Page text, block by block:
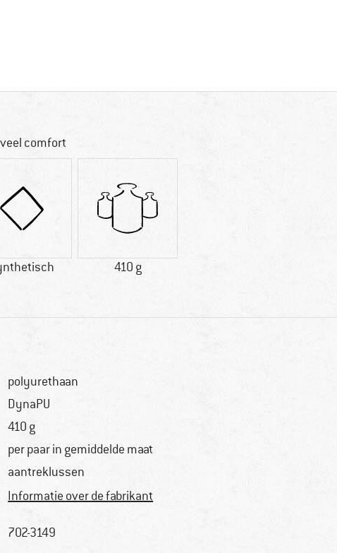
comfort
410 g
polyurethaan
DynaPU
410 g
per paar in gemiddelde maat
aantreklussen
Informatie over de fabrikant
702-3149